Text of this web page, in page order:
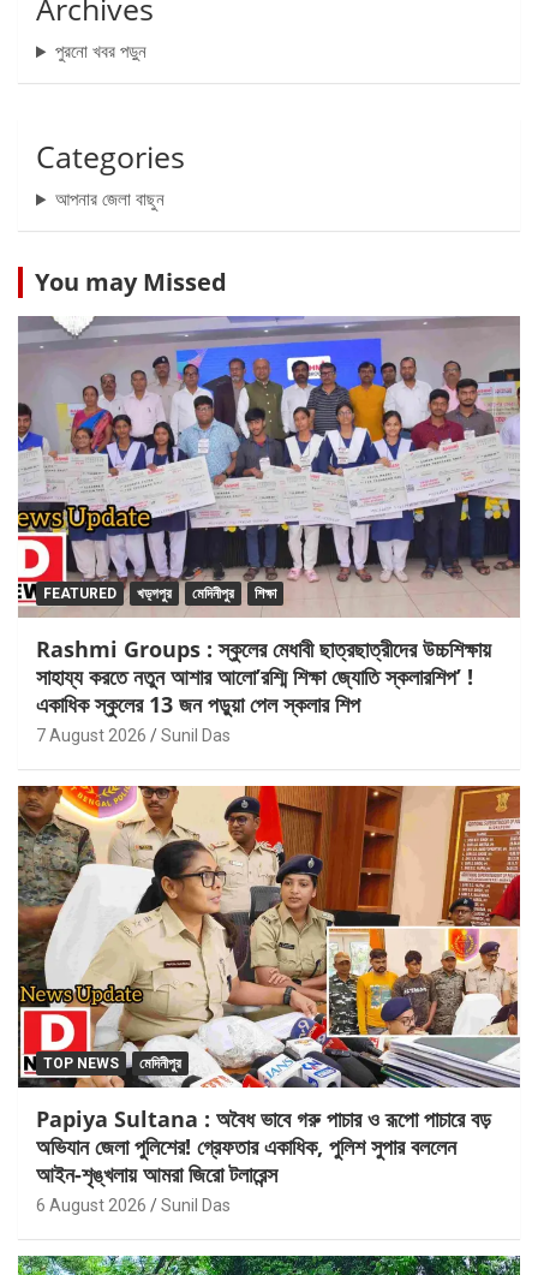
Archives
পুরনো খবর পড়ুন
Categories
আপনার জেলা বাছুন
You may Missed
FEATURED খড়্গপুর মেদিনীপুর শিক্ষা
Rashmi Groups : স্কুলের মেধাবী ছাত্রছাত্রীদের উচ্চশিক্ষায়
সাহায্য করতে নতুন আশার আলো’রশ্মি শিক্ষা জ্যোতি স্কলারশিপ’ !
একাধিক স্কুলের 13 জন পড়ুয়া পেল স্কলার শিপ
7 August 2026 Sunil Das
TOP NEWS মেদিনীপুর
Papiya Sultana : অবৈধ ভাবে গরু পাচার ও রূপো পাচারে বড়
অভিযান জেলা পুলিশের! গ্রেফতার একাধিক, পুলিশ সুপার বললেন
আইন-শৃঙ্খলায় আমরা জিরো টলারেন্স
6 August 2026 Sunil Das